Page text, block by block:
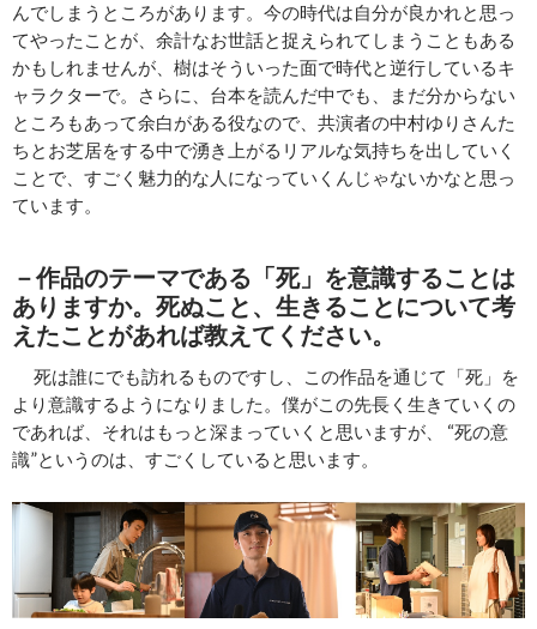
んでしまうところがあります。今の時代は自分が良かれと思っ
てやったことが、余計なお世話と捉えられてしまうこともある
かもしれませんが、樹はそういった面で時代と逆行しているキ
ャラクターで。さらに、台本を読んだ中でも、まだ分からない
ところもあって余白がある役なので、共演者の中村ゆりさんた
ちとお芝居をする中で湧き上がるリアルな気持ちを出していく
ことで、すごく魅力的な人になっていくんじゃないかなと思っ
ています。
－作品のテーマである「死」を意識することは
ありますか。死ぬこと、生きることについて考
えたことがあれば教えてください。
死は誰にでも訪れるものですし、この作品を通じて「死」を
より意識するようになりました。僕がこの先長く生きていくの
であれば、それはもっと深まっていくと思いますが、 “死の意
識”というのは、すごくしていると思います。